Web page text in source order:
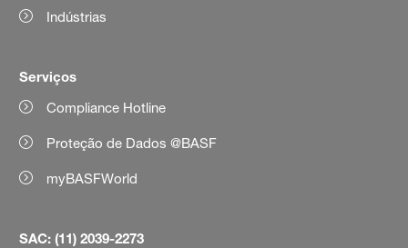
Indústrias
Serviços
Compliance Hotline
Proteção de Dados @BASF
myBASFWorld
SAC: (11) 2039-2273